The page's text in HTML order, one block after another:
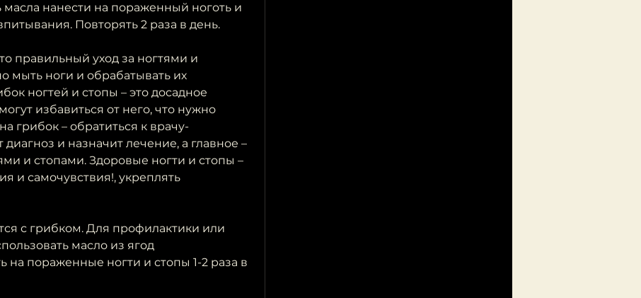
масла нанести на пораженный ноготь и
Повторять 2 раза в день.
правильный уход за ногтями и
мыть ноги и обрабатывать их
ногтей и стопы – это досадное
избавиться от него, что нужно
грибок – обратиться к врачу-
и назначит лечение, а главное –
и стопами. Здоровые ногти и стопы –
и самочувствия!, укреплять
с грибком. Для профилактики или
масло из ягод
на пораженные ногти и стопы 1-2 раза в